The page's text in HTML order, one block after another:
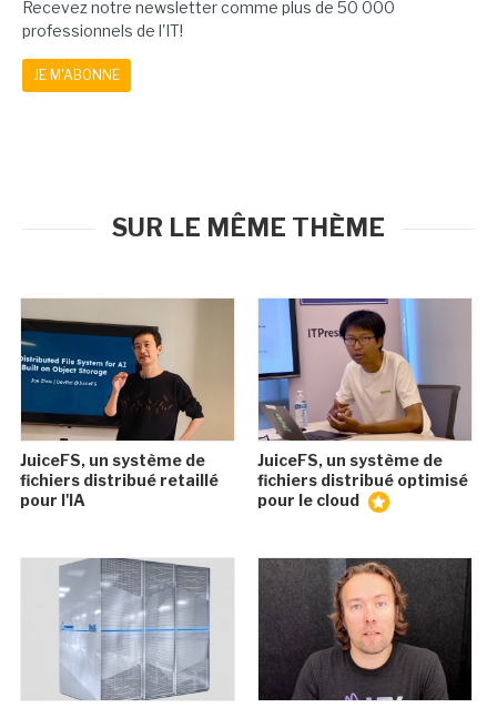
Recevez notre newsletter comme plus de 50 000
professionnels de l'IT!
JE M'ABONNE
SUR LE MÊME THÈME
JuiceFS, un système de
fichiers distribué retaillé
pour l'IA
JuiceFS, un système de
fichiers distribué optimisé
pour le cloud